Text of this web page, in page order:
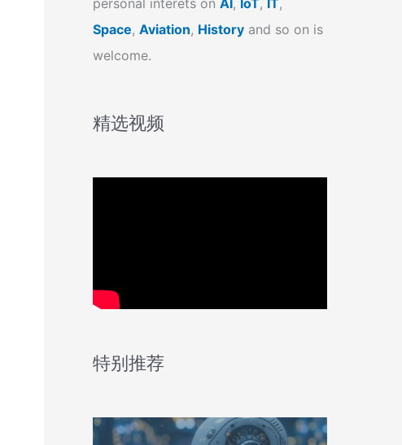
personal interets on AI, IoT, IT,
Space, Aviation, History and so on is
welcome.
精选视频
特别推荐